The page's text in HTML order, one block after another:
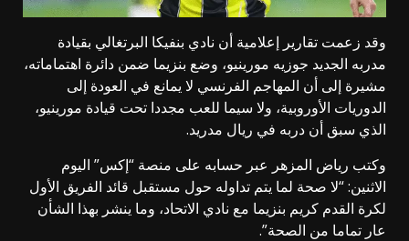
وقد زعمت تقارير إعلامية أن نادي بنفيكا البرتغالي بقيادة
مدربه الجديد جوزيه مورينيو، وضع بنزيما ضمن دائرة اهتماماته،
مشيرة إلى أن المهاجم الفرنسي لا يمانع في العودة إلى
الدوريات الأوروبية، ولا سيما للعب مجددا تحت قيادة مورينيو،
الذي سبق أن دربه في ريال مدريد.
وكتب رياض المزهر عبر حسابه على منصة “إكس” اليوم
الاثنين: “لا صحة لما يتم تداوله حول مستقبل قائد الفريق الأول
لكرة القدم كريم بنزيما مع نادي الاتحاد، وما ينشر بهذا الشأن
عار تماما من الصحة”.